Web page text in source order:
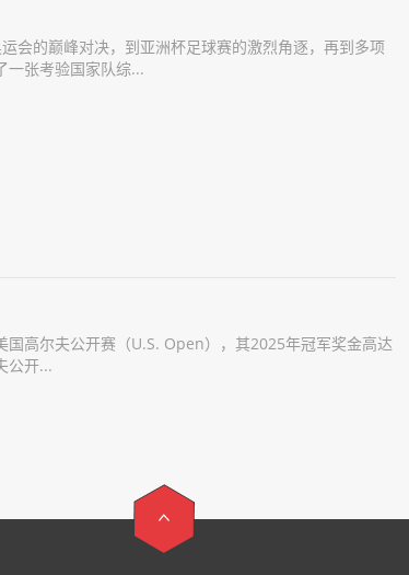
会的巅峰对决，到亚洲杯足球赛的激烈角逐，再到多项
一张考验国家队综...
高尔夫公开赛（U.S. Open），其2025年冠军奖金高达
公开...